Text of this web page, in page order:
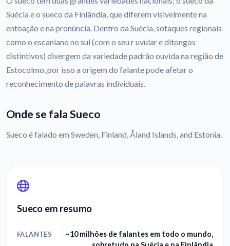
Suécia e o sueco da Finlândia, que diferem visivelmente na
entoação e na pronúncia. Dentro da Suécia, sotaques regionais
como o escaniano no sul (com o seu r uvular e ditongos
distintivos) divergem da variedade padrão ouvida na região de
Estocolmo, por isso a origem do falante pode afetar o
reconhecimento de palavras individuais.
Onde se fala Sueco
Sueco é falado em Sweden, Finland, Åland Islands, and Estonia.
Sueco em resumo
FALANTES
~10 milhões de falantes em todo o mundo,